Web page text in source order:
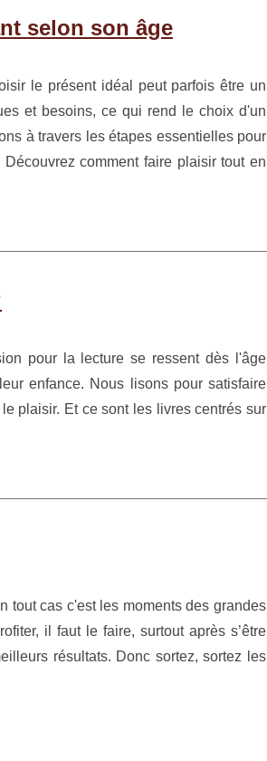
selon son âge
le présent idéal peut parfois être un
et besoins, ce qui rend le choix d'un
à travers les étapes essentielles pour
comment faire plaisir tout en
pour la lecture se ressent dès l'âge
enfance. Nous lisons pour satisfaire
plaisir. Et ce sont les livres centrés sur
tout cas c'est les moments des grandes
il faut le faire, surtout après s’être
résultats. Donc sortez, sortez les